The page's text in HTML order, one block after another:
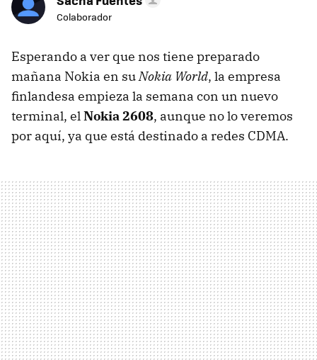
Colaborador
Esperando a ver que nos tiene preparado
mañana Nokia en suNokia World, la empresa
finlandesa empieza la semana con un nuevo
terminal, elNokia 2608, aunque no lo veremos
por aquí, ya que está destinado a redes CDMA.